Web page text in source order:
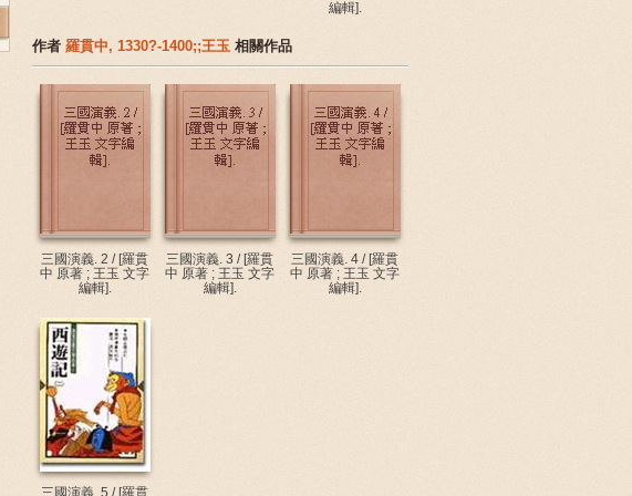
編輯].
作者 羅貫中, 1330?-1400;;王玉 相關作品
三國演義. 2 / [羅貫
中 原著 ; 王玉 文字
編輯].
三國演義. 3 / [羅貫
中 原著 ; 王玉 文字
編輯].
三國演義. 4 / [羅貫
中 原著 ; 王玉 文字
編輯].
三國演義. 5 / [羅貫